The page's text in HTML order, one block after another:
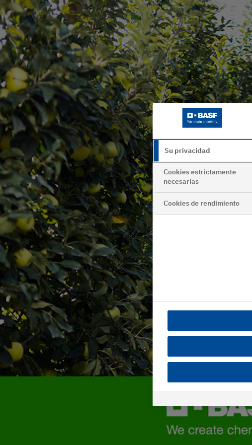
Su privacidad
Cookies estrictamente
necesarias
Cookies de rendimiento